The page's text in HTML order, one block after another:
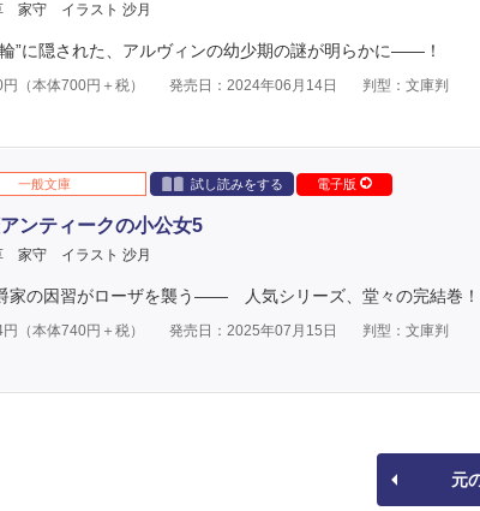
家守 イラスト 沙月
”に隠された、アルヴィンの幼少期の謎が明らかに――！
円（本体700円＋税） 発売日：2024年06月14日 判型：文庫判
一般文庫 試し読みをする 電子版
ンティークの小公女5
家守 イラスト 沙月
家の因習がローザを襲う―― 人気シリーズ、堂々の完結巻！
円（本体740円＋税） 発売日：2025年07月15日 判型：文庫判
元